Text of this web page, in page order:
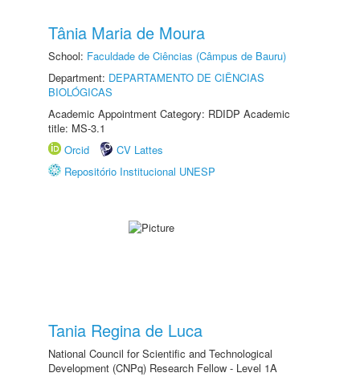
Tânia Maria de Moura
School: Faculdade de Ciências (Câmpus de Bauru)
Department: DEPARTAMENTO DE CIÊNCIAS
BIOLÓGICAS
Academic Appointment Category: RDIDP Academic
title: MS-3.1
Orcid
CV Lattes
Repositório Institucional UNESP
Tania Regina de Luca
National Council for Scientific and Technological
Development (CNPq) Research Fellow - Level 1A